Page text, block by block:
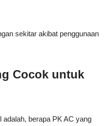
sekitar akibat penggunaan
Cocok untuk
berapa PK AC yang